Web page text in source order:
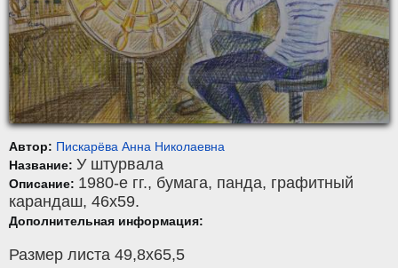
Автор: Пискарёва Анна Николаевна
Название: У штурвала
Описание: 1980-е гг., бумага, панда, графитный
карандаш, 46x59.
Дополнительная информация:
Размер листа 49,8х65,5